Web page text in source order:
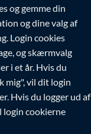
og gemme din
og dine valg af
Login cookies
og skærmvalg
i et år. Hvis du
mig", vil dit login
Hvis du logger ud af
login cookierne